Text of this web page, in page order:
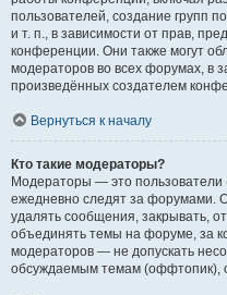
пользователей, создание групп
и т. п., в зависимости от прав,
конференции. Они также могут
модераторов во всех форумах, в
произведённых создателем
Вернуться к началу
Кто такие модераторы?
Модераторы — это пользователи
ежедневно следят за форумами.
удалять сообщения, закрывать,
объединять темы на форуме, за
модераторов — не допускать
обсуждаемым темам (оффтопик),